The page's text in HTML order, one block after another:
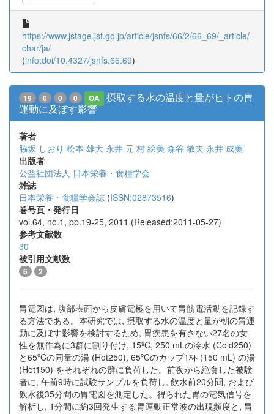
https://www.jstage.jst.go.jp/article/jsnfs/66/2/66_69/_article/-
char/ja/
(info:doi/10.4327/jsnfs.66.69)
19 0 0 0 OA
摂取する水の温度と量がヒトの胃
運動に及ぼす影響
著者
脇坂 しおり 松本 雄大 永井 元 村 絵美 森谷 敏夫 永井 成美
出版者
公益社団法人 日本栄養・食糧学会
雑誌
日本栄養・食糧学会誌 (ISSN:02873516)
巻号頁・発行日
vol.64, no.1, pp.19-25, 2011 (Released:2011-05-27)
参考文献数
30
被引用文献数
6 2
胃電図は, 腹部表面から皮膚電極を用いて胃筋電活動を記録す
る方法である。本研究では, 摂取する水の温度と量が朝の胃運
動に及ぼす影響を検討するため, 胃疾患を有さない27名の女
性を無作為に3群に割り付け, 15ºC, 250 mLの冷水 (Cold250)
と65ºCの同量の湯 (Hot250), 65ºCのカップ1杯 (150 mL) の湯
(Hot150) をそれぞれの群に負荷した。前夜から絶食した被験
者に, 午前9時に試験サンプルを負荷し, 飲水前20分間, および
飲水後35分間の胃電図を測定した。得られた胃の電気信号を
解析し, 1分間に約3回発生する胃運動正常波の出現頻度と, 胃